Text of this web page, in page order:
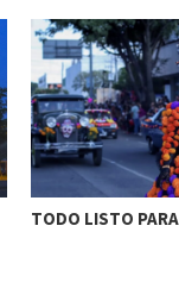
TODO LISTO